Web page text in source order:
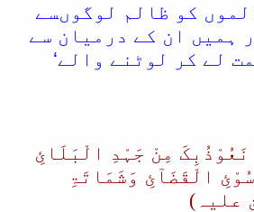
کو ظالم لوگوںسے
ہمیں ان کے درمیان سے
لے کر لوٹنے والے‘
نَعُوْذُبِکَ مِنْ جَہْدِ الْبَلَائِ
الْقَضَآئِ وَشَمَاتَۃِ
علیہ)